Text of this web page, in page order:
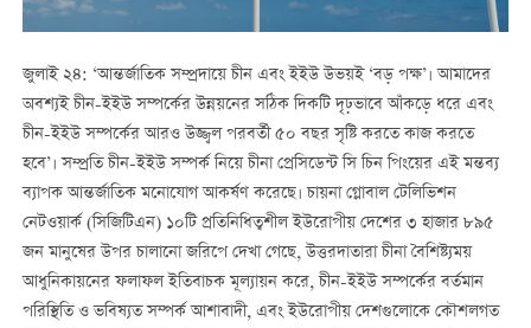
জুলাই ২৪: ‘আন্তর্জাতিক সম্প্রদায়ে চীন এবং ইইউ উভয়ই ‘বড় পক্ষ’। আমাদের
অবশ্যই চীন-ইইউ সম্পর্কের উন্নয়নের সঠিক দিকটি দৃঢ়ভাবে আঁকড়ে ধরে এবং
চীন-ইইউ সম্পর্কের আরও উজ্জ্বল পরবর্তী ৫০ বছর সৃষ্টি করতে কাজ করতে
হবে’। সম্প্রতি চীন-ইইউ সম্পর্ক নিয়ে চীনা প্রেসিডেন্ট সি চিন পিংয়ের এই মন্তব্য
ব্যাপক আন্তর্জাতিক মনোযোগ আকর্ষণ করেছে। চায়না গ্লোবাল টেলিভিশন
নেটওয়ার্ক (সিজিটিএন) ১০টি প্রতিনিধিত্বশীল ইউরোপীয় দেশের ৩ হাজার ৮৯৫
জন মানুষের উপর চালানো জরিপে দেখা গেছে, উত্তরদাতারা চীনা বৈশিষ্ট্যময়
আধুনিকায়নের ফলাফল ইতিবাচক মূল্যায়ন করে, চীন-ইইউ সম্পর্কের বর্তমান
পরিস্থিতি ও ভবিষ্যত সম্পর্ক আশাবাদী, এবং ইউরোপীয় দেশগুলোকে কৌশলগত